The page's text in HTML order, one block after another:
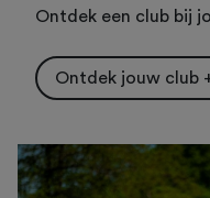
Ontdek een club bij
Ontdek jouw club